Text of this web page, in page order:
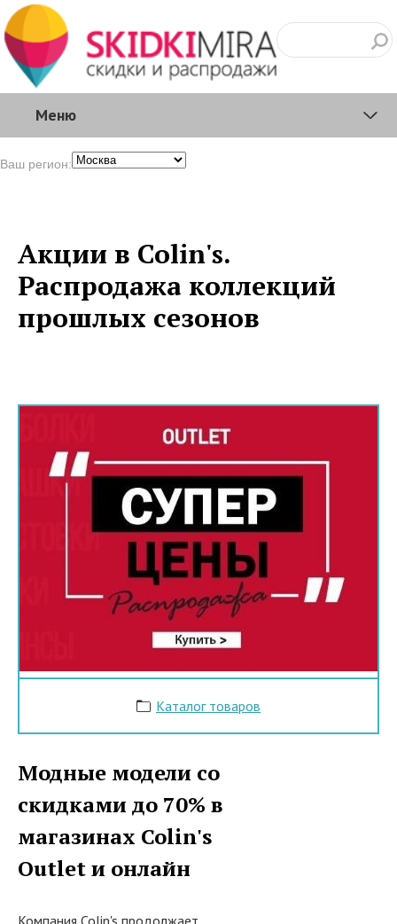
Меню
Ваш регион:
Акции в Colin's.
Распродажа коллекций
прошлых сезонов
Каталог товаров
Модные модели со
скидками до 70% в
магазинах Colin's
Outlet и онлайн
Компания Colin's продолжает